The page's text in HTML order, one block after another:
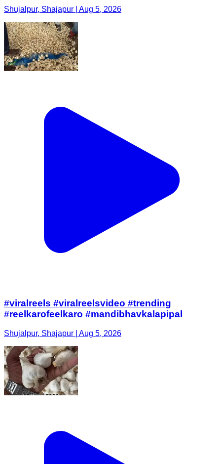
Shujalpur, Shajapur | Aug 5, 2026
#viralreels #viralreelsvideo #trending
#reelkarofeelkaro #mandibhavkalapipal
Shujalpur, Shajapur | Aug 5, 2026